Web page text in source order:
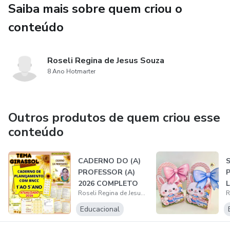
lembrancinhas, coloridas e para colorir.
Saiba mais sobre quem criou o
conteúdo
Roseli Regina de Jesus Souza
8 Ano Hotmarter
Outros produtos de quem criou esse
conteúdo
CADERNO DO (A)
PROFESSOR (A)
2026 COMPLETO
DE 1° AO 5° ANO...Roseli Regina de Jesus Souza
Educacional